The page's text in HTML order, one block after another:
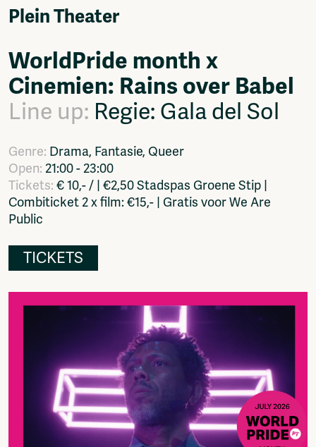
Video
Podcasts
Network
About
Contact
Subscribe
Join
Shop
Donate
Advertise
Solidariteitsfonds
Projects
Ventilator Cinema
Rad-Ish
Webdocu Collectief Eigendom
Vrije Ruimte festival
AA Talks
Ringfeest
AA Academy
Plein Theater
WorldPride month x
Cinemien: Rains over Babel
Line up: Regie: Gala del Sol
Genre: Drama, Fantasie, Queer
Open: 21:00 - 23:00
Tickets: € 10,- / | €2,50 Stadspas Groene Stip |
Combiticket 2 x film: €15,- | Gratis voor We Are
Public
TICKETS